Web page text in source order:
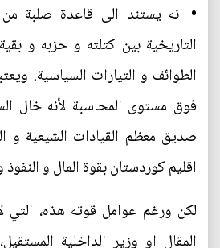
• انه يستند الى قاعدة صلبة من
التاريخية بين كتلته و حزبه و
الطوائف و التيارات السياسية.
فوق مستوى المحاسبة لأنه خال
صديق معظم القيادات الشيعية و
اقليم كوردستان بقوة المال و
لكن ورغم عوامل قوته هذه، التي
المقال او وزير الداخلية